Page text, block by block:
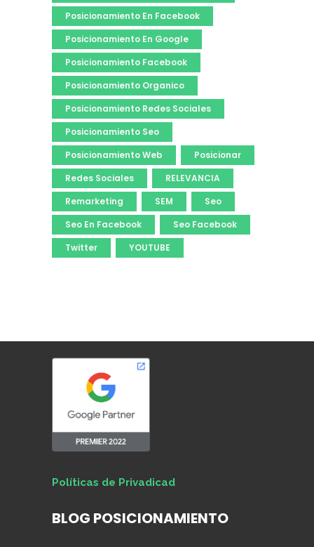
Posicionamiento En Facebook
Posicionamiento En Google
Posicionamiento Facebook
Posicionamiento Organico
Posicionamiento Redes Sociales
Posicionamiento Seo
Posicionamiento Web
Posicionar
Redes Sociales
RELEVANCIA
Remarketing
SEM
Seo
Seo En Facebook
Seo Facebook
Twitter
YOUTUBE
Políticas de Privadicad
BLOG POSICIONAMIENTO